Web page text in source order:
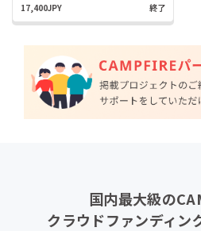
17,400JPY 終了
国内最大級の
クラウドファンディン